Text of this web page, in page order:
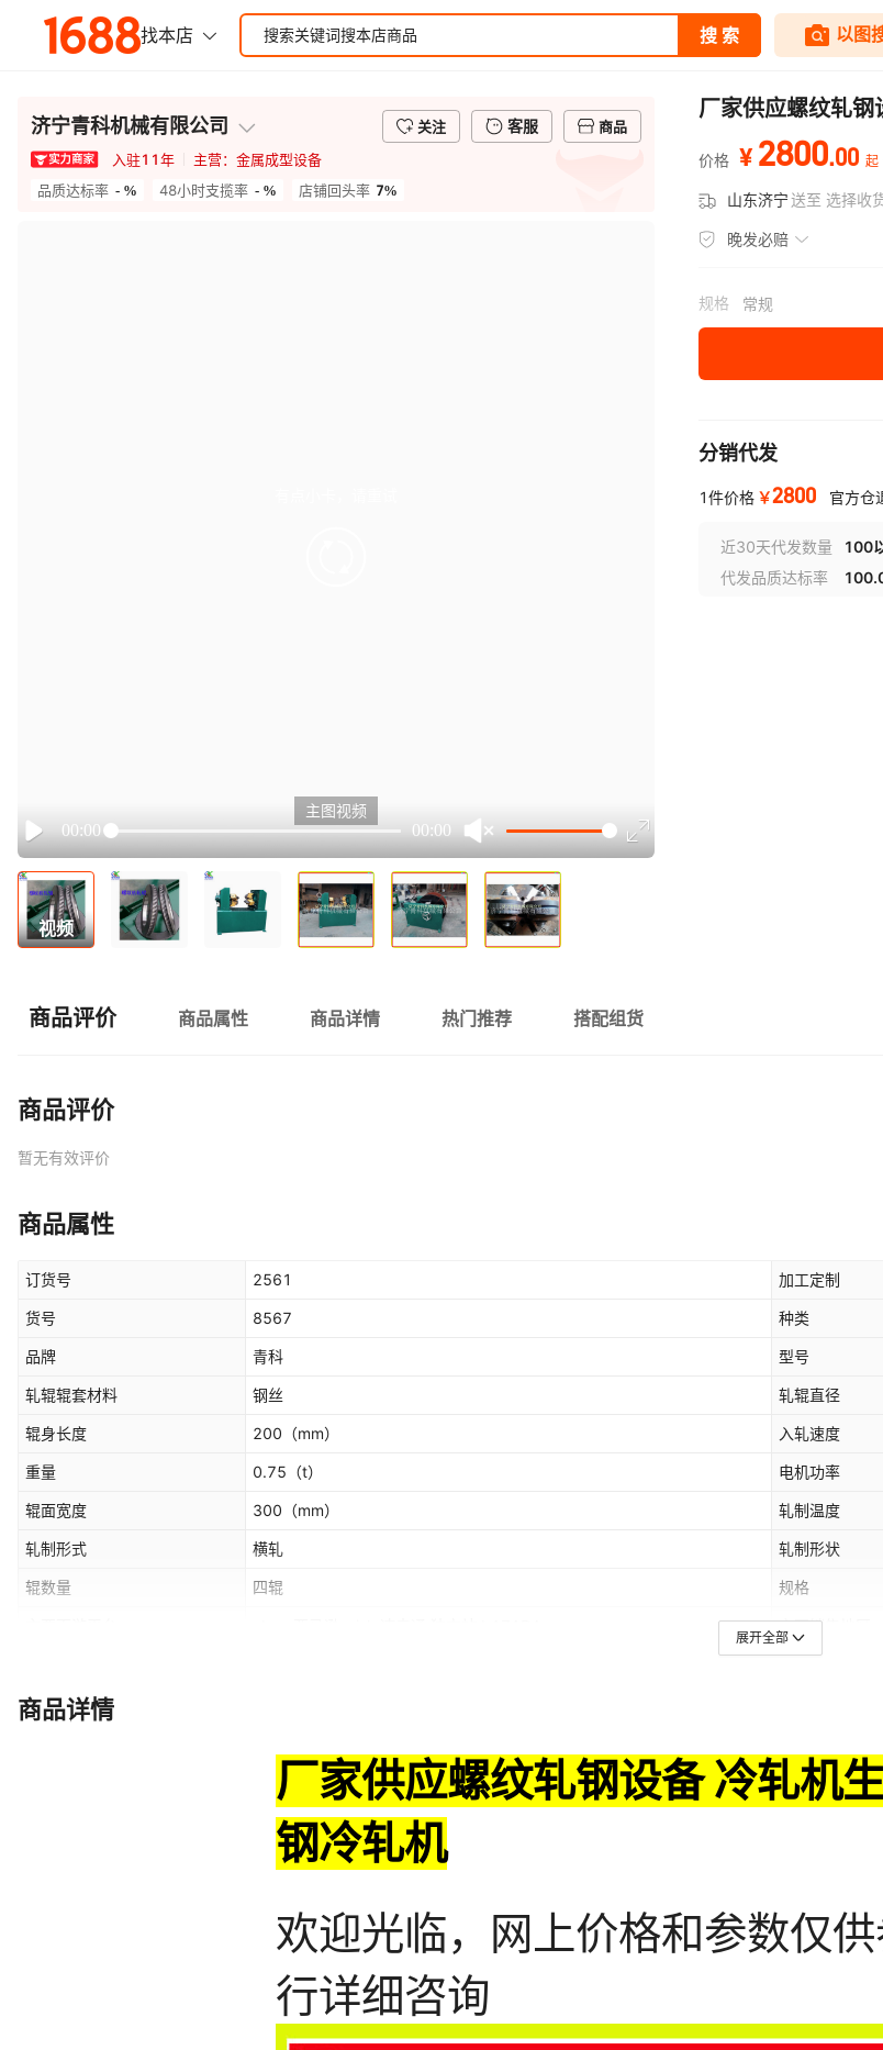
济宁青科机械有限公司 关注 客服
商品
入驻11年 主营：金属成型设备
品质达标率 - % 48小时支揽率 - % 店铺回头率 7%
Play
00:00 00:00
主图视频
视频
厂家供应螺纹轧
价格 ¥ 2800.00 起
山东济宁送至 选择收
晚发必赔
规格 常规
分销代发
1件价格 ￥2800 官方仓
近30天代发数量 100
代发品质达标率
商品评价 商品属性 商品详情 热门推荐 搭配组货
商品评价
暂无有效评价
商品属性
订货号 2561 加工定制
货号 8567 种类
品牌 青科 型号
轧辊辊套材料 钢丝 轧辊直径
辊身长度 200 （mm） 入轧速度
重量 0.75 （t） 电机功率
辊面宽度 300 （mm） 轧制温度
轧制形式 横轧 轧制形状
辊数量 四辊 规格
主要销售地区
展开全部
商品详情